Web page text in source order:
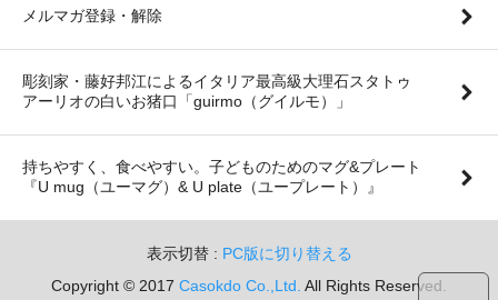
メルマガ登録・解除
彫刻家・藤好邦江によるイタリア最高級大理石スタトゥ
アーリオの白いお猪口「guirmo（グイルモ）」
持ちやすく、食べやすい。子どものためのマグ&プレート
『U mug（ユーマグ）& U plate（ユープレート）』
表示切替 : PC版に切り替える
Copyright © 2017 Casokdo Co.,Ltd. All Rights Reserved.